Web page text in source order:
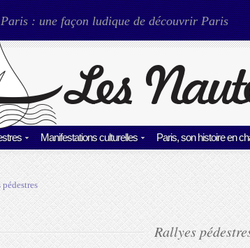
: une façon ludique de découvrir Paris
Manifestations culturelles Paris, son histoire en
Rallyes